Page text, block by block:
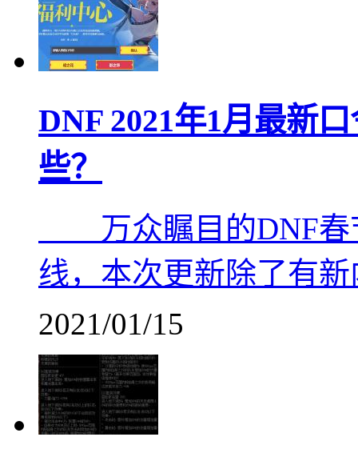
DNF 2021年1月最新
些？
万众瞩目的DNF春
线，本次更新除了有
2021/01/15